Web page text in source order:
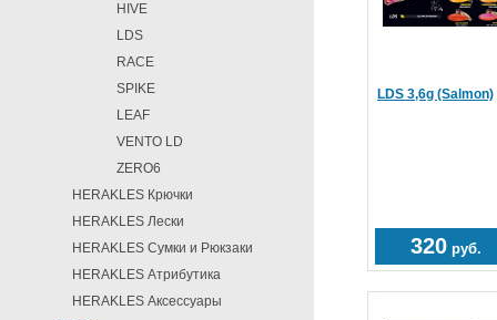
HIVE
LDS
RACE
SPIKE
LEAF
VENTO LD
ZERO6
HERAKLES Крючки
HERAKLES Лески
HERAKLES Сумки и Рюкзаки
HERAKLES Атрибутика
HERAKLES Аксессуары
LDS 3,6g (Salmon)
320 руб.